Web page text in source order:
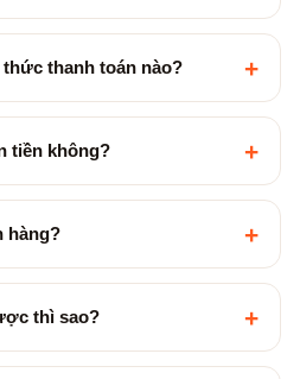
thanh toán nào? +
tiền không? +
hàng? +
thì sao? +